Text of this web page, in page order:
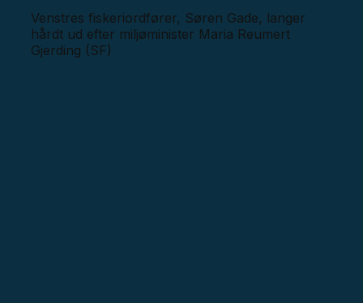
Venstres fiskeriordfører, Søren Gade, langer
hårdt ud efter miljøminister Maria Reumert
Gjerding (SF)